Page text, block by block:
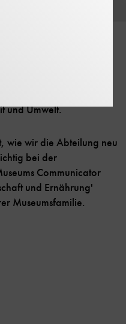
woher unser
und
und Umwelt.
wie wir die Abteilung neu
bei der
Communicator
und Ernährung'
Museumsfamilie.